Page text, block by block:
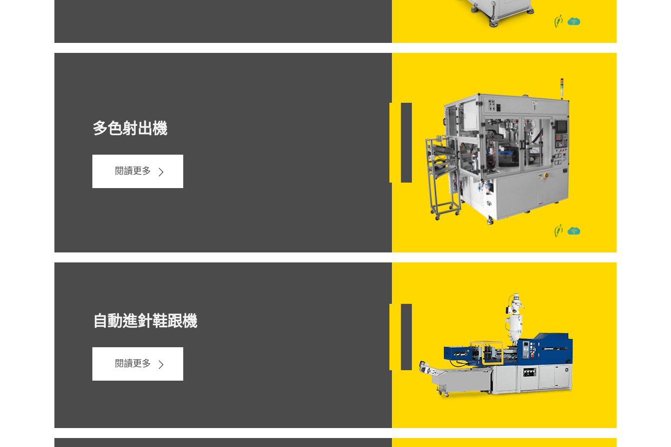
多色射出機
閱讀更多
自動進針鞋跟機
閱讀更多